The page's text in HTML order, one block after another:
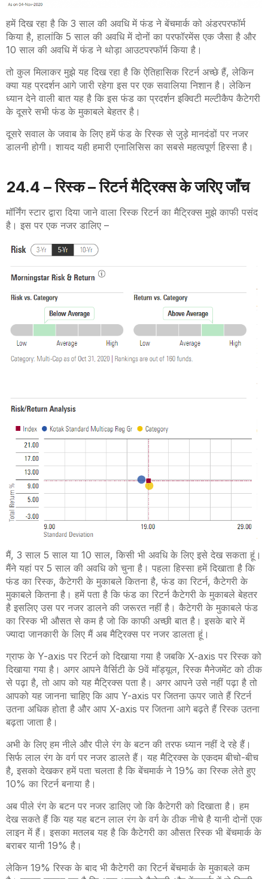
हमें दिख रहा है कि 3 साल की अवधि में फंड ने बेंचमार्क को अंडरपरफॉर्म
किया है, हालांकि 5 साल की अवधि में दोनों का परफॉरमेंस एक जैसा है और
10 साल की अवधि में फंड ने थोड़ा आउटपरफॉर्म किया है।
तो कुल मिलाकर मुझे यह दिख रहा है कि ऐतिहासिक रिटर्न अच्छे हैं, लेकिन
क्या यह प्रदर्शन आगे जारी रहेगा इस पर एक सवालिया निशान है। लेकिन
ध्यान देने वाली बात यह है कि इस फंड का प्रदर्शन इक्विटी मल्टीकैप कैटेगरी
के दूसरे सभी फंड के मुकाबले बेहतर है।
दूसरे सवाल के जवाब के लिए हमें फंड के रिस्क से जुड़े मानदंडों पर नजर
डालनी होगी। शायद यही हमारी एनालिसिस का सबसे महत्वपूर्ण हिस्सा है।
24.4 – रिस्क – रिटर्न मैट्रिक्स के जरिए जाँच
मॉर्निंग स्टार द्वारा दिया जाने वाला रिस्क रिटर्न का मैट्रिक्स मुझे काफी पसंद
है। इस पर एक नजर डालिए –
मैं, 3 साल 5 साल या 10 साल, किसी भी अवधि के लिए इसे देख सकता हूं।
मैंने यहां पर 5 साल की अवधि को चुना है। पहला हिस्सा हमें दिखाता है कि
फंड का रिस्क, कैटेगरी के मुकाबले कितना है, फंड का रिटर्न, कैटेगरी के
मुकाबले कितना है। हमें पता है कि फंड का रिटर्न कैटेगरी के मुकाबले बेहतर
है इसलिए उस पर नजर डालने की जरूरत नहीं है। कैटेगरी के मुकाबले फंड
का रिस्क भी औसत से कम है जो कि काफी अच्छी बात है। इसके बारे में
ज्यादा जानकारी के लिए मैं अब मैट्रिक्स पर नजर डालता हूं।
ग्राफ के Y-axis पर रिटर्न को दिखाया गया है जबकि X-axis पर रिस्क को
दिखाया गया है। अगर आपने वैर्सिटी के 9वें मॉड्यूल, रिस्क मैनेजमेंट को ठीक
से पढ़ा है, तो आप को यह मैट्रिक्स पता है। अगर आपने उसे नहीं पढ़ा है तो
आपको यह जानना चाहिए कि आप Y-axis पर जितना ऊपर जाते हैं रिटर्न
उतना अधिक होता है और आप X-axis पर जितना आगे बढ़ते हैं रिस्क उतना
बढ़ता जाता है।
अभी के लिए हम नीले और पीले रंग के बटन की तरफ ध्यान नहीं दे रहे हैं।
सिर्फ लाल रंग के वर्ग पर नजर डालते हैं। यह मैट्रिक्स के एकदम बीचो-बीच
है, इसको देखकर हमें पता चलता है कि बेंचमार्क ने 19% का रिस्क लेते हुए
10% का रिटर्न बनाया है।
अब पीले रंग के बटन पर नजर डालिए जो कि कैटेगरी को दिखाता है। हम
देख सकते हैं कि यह यह बटन लाल रंग के वर्ग के ठीक नीचे है यानी दोनों एक
लाइन में हैं। इसका मतलब यह है कि कैटेगरी का औसत रिस्क भी बेंचमार्क के
बराबर यानी 19% है।
लेकिन 19% रिस्क के बाद भी कैटेगरी का रिटर्न बेंचमार्क के मुकाबले कम